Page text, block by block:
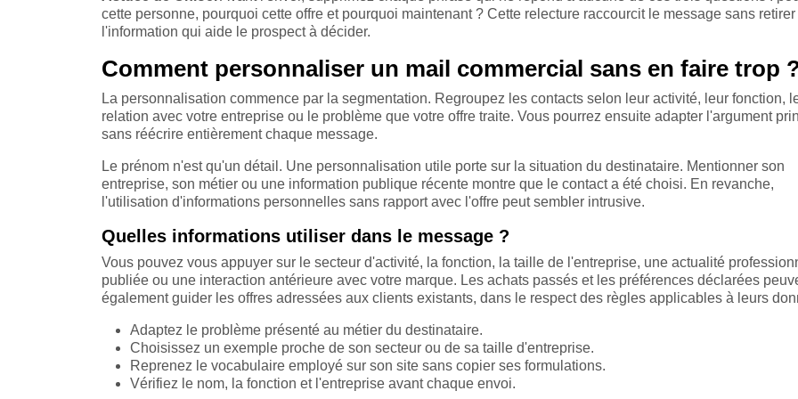
cette personne, pourquoi cette offre et pourquoi maintenant ? Cette relecture raccourcit le message sans retirer
l'information qui aide le prospect à décider.
Comment personnaliser un mail commercial sans en faire trop
La personnalisation commence par la segmentation. Regroupez les contacts selon leur activité, leur fonction,
relation avec votre entreprise ou le problème que votre offre traite. Vous pourrez ensuite adapter l'argument
sans réécrire entièrement chaque message.
Le prénom n'est qu'un détail. Une personnalisation utile porte sur la situation du destinataire. Mentionner son
entreprise, son métier ou une information publique récente montre que le contact a été choisi. En revanche,
l'utilisation d'informations personnelles sans rapport avec l'offre peut sembler intrusive.
Quelles informations utiliser dans le message ?
Vous pouvez vous appuyer sur le secteur d'activité, la fonction, la taille de l'entreprise, une actualité
publiée ou une interaction antérieure avec votre marque. Les achats passés et les préférences déclarées
également guider les offres adressées aux clients existants, dans le respect des règles applicables à leurs
Adaptez le problème présenté au métier du destinataire.
Choisissez un exemple proche de son secteur ou de sa taille d'entreprise.
Reprenez le vocabulaire employé sur son site sans copier ses formulations.
Vérifiez le nom, la fonction et l'entreprise avant chaque envoi.